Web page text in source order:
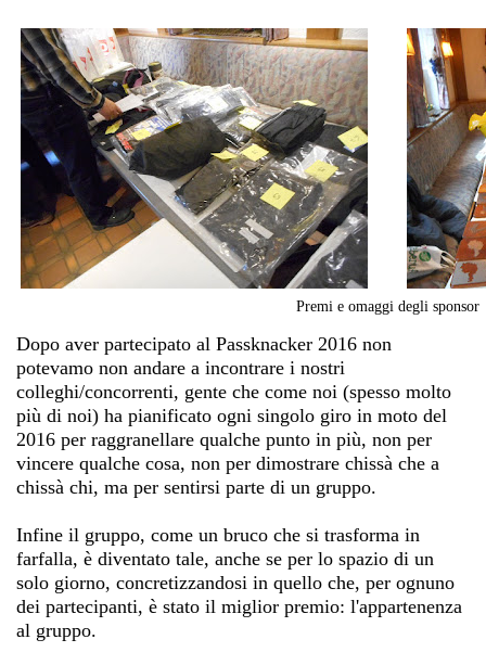
Premi e omaggi degli sponsor
Dopo aver partecipato al Passknacker 2016 non
potevamo non andare a incontrare i nostri
colleghi/concorrenti, gente che come noi (spesso molto
più di noi) ha pianificato ogni singolo giro in moto del
2016 per raggranellare qualche punto in più, non per
vincere qualche cosa, non per dimostrare chissà che a
chissà chi, ma per sentirsi parte di un gruppo.
Infine il gruppo, come un bruco che si trasforma in
farfalla, è diventato tale, anche se per lo spazio di un
solo giorno, concretizzandosi in quello che, per ognuno
dei partecipanti, è stato il miglior premio: l'appartenenza
al gruppo.